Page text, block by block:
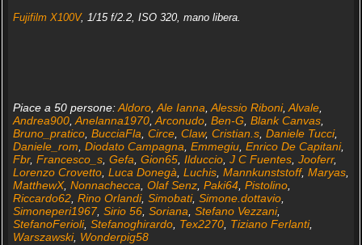
Fujifilm X100V, 1/15 f/2.2, ISO 320, mano libera.
Piace a 50 persone:Aldoro,Ale Ianna,Alessio Riboni,Alvale,
Andrea900,Anelanna1970,Arconudo, Ben-G, Blank Canvas,
Bruno_pratico, BucciaFla, Circe, Claw, Cristian.s, Daniele Tucci,
Daniele_rom, Diodato Campagna, Emmegiu, Enrico De Capitani,
Fbr, Francesco_s, Gefa, Gion65, Ilduccio, J C Fuentes, Jooferr,
Lorenzo Crovetto, Luca Donegà, Luchis, Mannkunststoff, Maryas,
MatthewX, Nonnachecca, Olaf Senz, Paki64, Pistolino,
Riccardo62, Rino Orlandi, Simobati, Simone.dottavio,
Simoneperi1967, Sirio 56, Soriana, Stefano Vezzani,
StefanoFerioli, Stefanoghirardo, Tex2270, Tiziano Ferlanti,
Warszawski, Wonderpig58